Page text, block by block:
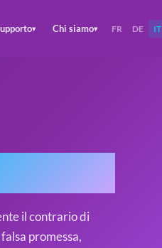
▾ Chi siamo▾ FR DE IT
il contrario di
promessa,